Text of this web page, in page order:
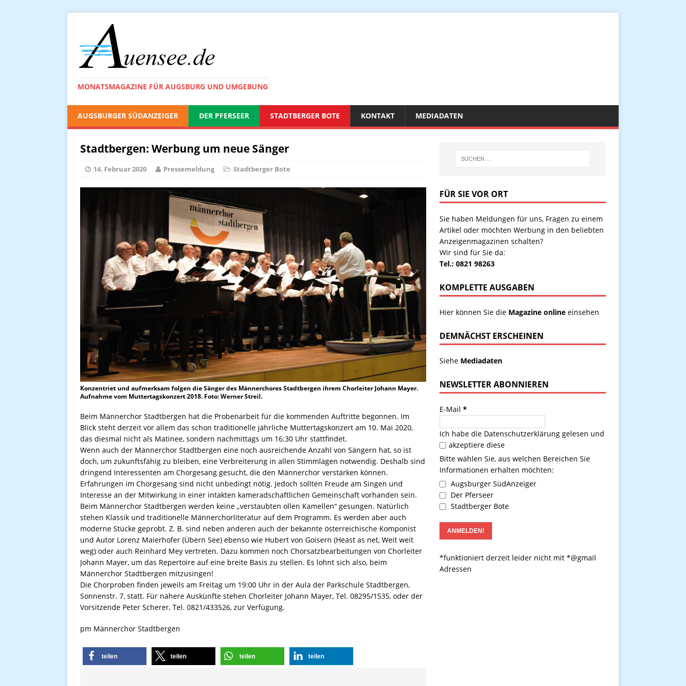
MONATSMAGAZINE FÜR AUGSBURG UND UMGEBUNG
AUGSBURGER SÜDANZEIGER DER PFERSEER STADTBERGER BOTE KONTAKT MEDIADATEN
Stadtbergen: Werbung um neue Sänger
14. Februar 2020 Pressemeldung Stadtberger Bote
Konzentriet und aufmerksam folgen die Sänger des Männerchores Stadtbergen ihrem Chorleiter Johann Mayer.
Aufnahme vom Muttertagskonzert 2018. Foto: Werner Streil.
Beim Männerchor Stadtbergen hat die Probenarbeit für die kommenden Auftritte begonnen. Im
Blick steht derzeit vor allem das schon traditionelle jährliche Muttertagskonzert am 10. Mai 2020,
das diesmal nicht als Matinee, sondern nachmittags um 16:30 Uhr stattfindet.
Wenn auch der Männerchor Stadtbergen eine noch ausreichende Anzahl von Sängern hat, so ist
doch, um zukunftsfähig zu bleiben, eine Verbreiterung in allen Stimmlagen notwendig. Deshalb sind
dringend Interessenten am Chorgesang gesucht, die den Männerchor verstärken können.
Erfahrungen im Chorgesang sind nicht unbedingt nötig. Jedoch sollten Freude am Singen und
Interesse an der Mitwirkung in einer intakten kameradschaftlichen Gemeinschaft vorhanden sein.
Beim Männerchor Stadtbergen werden keine „verstaubten ollen Kamellen“ gesungen. Natürlich
stehen Klassik und traditionelle Männerchorliteratur auf dem Programm. Es werden aber auch
moderne Stücke geprobt. Z. B. sind neben anderen auch der bekannte österreichische Komponist
und Autor Lorenz Maierhofer (Übern See) ebenso wie Hubert von Goisern (Heast as net, Weit weit
weg) oder auch Reinhard Mey vertreten. Dazu kommen noch Chorsatzbearbeitungen von Chorleiter
Johann Mayer, um das Repertoire auf eine breite Basis zu stellen. Es lohnt sich also, beim
Männerchor Stadtbergen mitzusingen!
Die Chorproben finden jeweils am Freitag um 19:00 Uhr in der Aula der Parkschule Stadtbergen,
Sonnenstr. 7, statt. Für nähere Auskünfte stehen Chorleiter Johann Mayer, Tel. 08295/1535, oder der
Vorsitzende Peter Scherer, Tel. 0821/433526, zur Verfügung.
pm Männerchor Stadtbergen
teilen teilen teilen teilen
FÜR SIE VOR ORT
Sie haben Meldungen für uns, Fragen zu einem
Artikel oder möchten Werbung in den beliebten
Anzeigenmagazinen schalten?
Wir sind für Sie da:
Tel.: 0821 98263
KOMPLETTE AUSGABEN
Hier können Sie die Magazine onlineeinsehen
DEMNÄCHST ERSCHEINEN
Siehe Mediadaten
NEWSLETTER ABONNIEREN
E-Mail *
Ich habe die Datenschutzerklärunggelesen und
akzeptiere diese
Bitte wählen Sie, aus welchen Bereichen Sie
Informationen erhalten möchten:
Augsburger SüdAnzeiger
Der Pferseer
Stadtberger Bote
*funktioniert derzeit leider nicht mit *@gmail
Adressen